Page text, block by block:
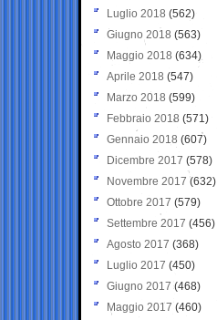
Luglio 2018 (562)
Giugno 2018 (563)
Maggio 2018 (634)
Aprile 2018 (547)
Marzo 2018 (599)
Febbraio 2018 (571)
Gennaio 2018 (607)
Dicembre 2017 (578)
Novembre 2017 (632)
Ottobre 2017 (579)
Settembre 2017 (456)
Agosto 2017 (368)
Luglio 2017 (450)
Giugno 2017 (468)
Maggio 2017 (460)